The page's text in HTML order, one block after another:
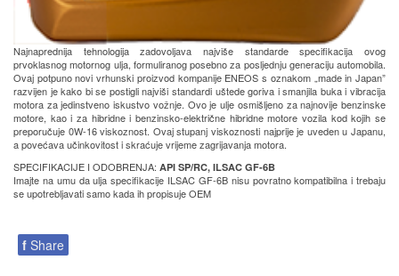
Najnaprednija tehnologija zadovoljava najviše standarde specifikacija ovog
prvoklasnog motornog ulja, formuliranog posebno za posljednju generaciju automobila.
Ovaj potpuno novi vrhunski proizvod kompanije ENEOS s oznakom „made in Japan”
razvijen je kako bi se postigli najviši standardi uštede goriva i smanjila buka i vibracija
motora za jedinstveno iskustvo vožnje. Ovo je ulje osmišljeno za najnovije benzinske
motore, kao i za hibridne i benzinsko-električne hibridne motore vozila kod kojih se
preporučuje 0W-16 viskoznost. Ovaj stupanj viskoznosti najprije je uveden u Japanu,
a povećava učinkovitost i skraćuje vrijeme zagrijavanja motora.
SPECIFIKACIJE I ODOBRENJA: API SP/RC, ILSAC GF-6B
Imajte na umu da ulja specifikacije ILSAC GF-6B nisu povratno kompatibilna i trebaju
se upotrebljavati samo kada ih propisuje OEM
f Share